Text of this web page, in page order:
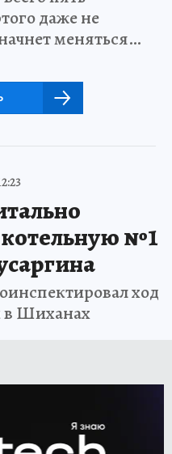
даже не
меняться…
№1
ход
в Шиханах